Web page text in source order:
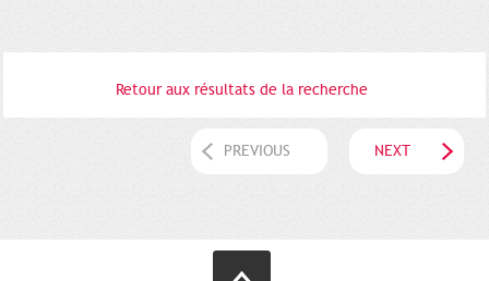
Retour aux résultats de la recherche
PREVIOUS NEXT